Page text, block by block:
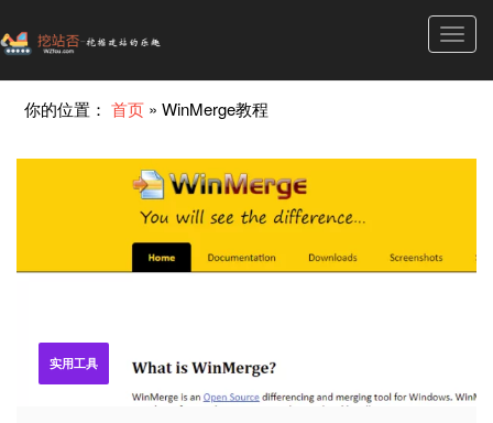
你的位置：首页 »WinMerge教程
实用工具